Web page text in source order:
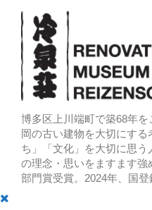
博多区上川端町で築68年
岡の古い建物を大切にす
ち」「文化」を大切に思
の理念・思いをますます
部門賞受賞。2024年、国